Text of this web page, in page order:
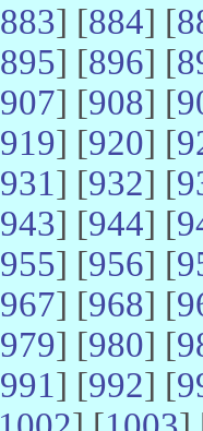
883] [884] [
895] [896] [
907] [908] [
919] [920] [
931] [932] [
943] [944] [
955] [956] [
967] [968] [
979] [980] [
991] [992] [